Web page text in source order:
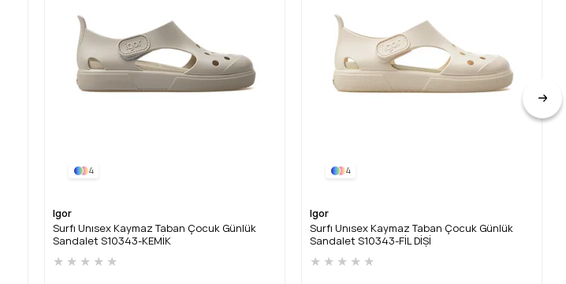
4
Igor
Surfı Unısex Kaymaz Taban Çocuk Günlük
Sandalet S10343-KEMİK
★ ★ ★ ★ ★
4
Igor
Surfı Unısex Kaymaz Taban Çocuk Günlük
Sandalet S10343-FİL DİŞİ
★ ★ ★ ★ ★